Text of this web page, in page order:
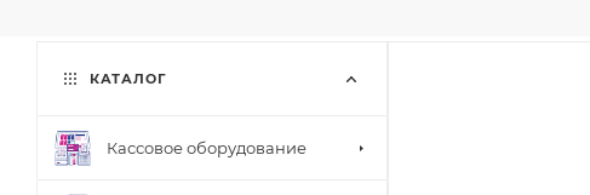
КАТАЛОГ
Кассовое оборудование